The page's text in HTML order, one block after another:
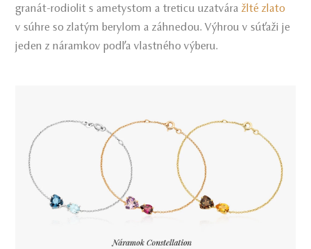
granát-rodiolit s ametystom a treticu uzatváražlté zlato
v súhre so zlatým berylom a záhnedou. Výhrou v súťaži je
jeden z náramkov podľa vlastného výberu.